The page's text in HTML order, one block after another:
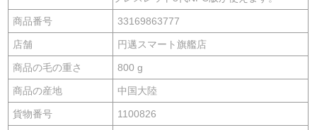
商品番号 33169863777
店舗 円邁スマート旗艦店
商品の毛の重さ 800 g
商品の産地 中国大陸
貨物番号 1100826